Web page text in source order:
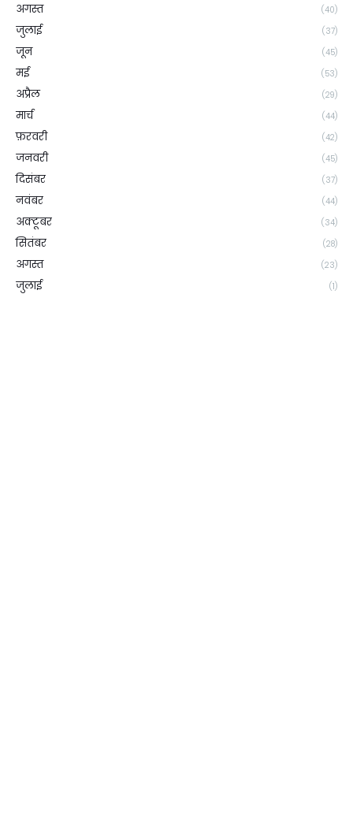
अगस्त (40)
जुलाई (37)
जून (45)
मई (53)
अप्रैल (29)
मार्च (44)
फ़रवरी (42)
जनवरी (45)
दिसंबर (37)
नवंबर (44)
अक्टूबर (34)
सितंबर (28)
अगस्त (23)
जुलाई (1)